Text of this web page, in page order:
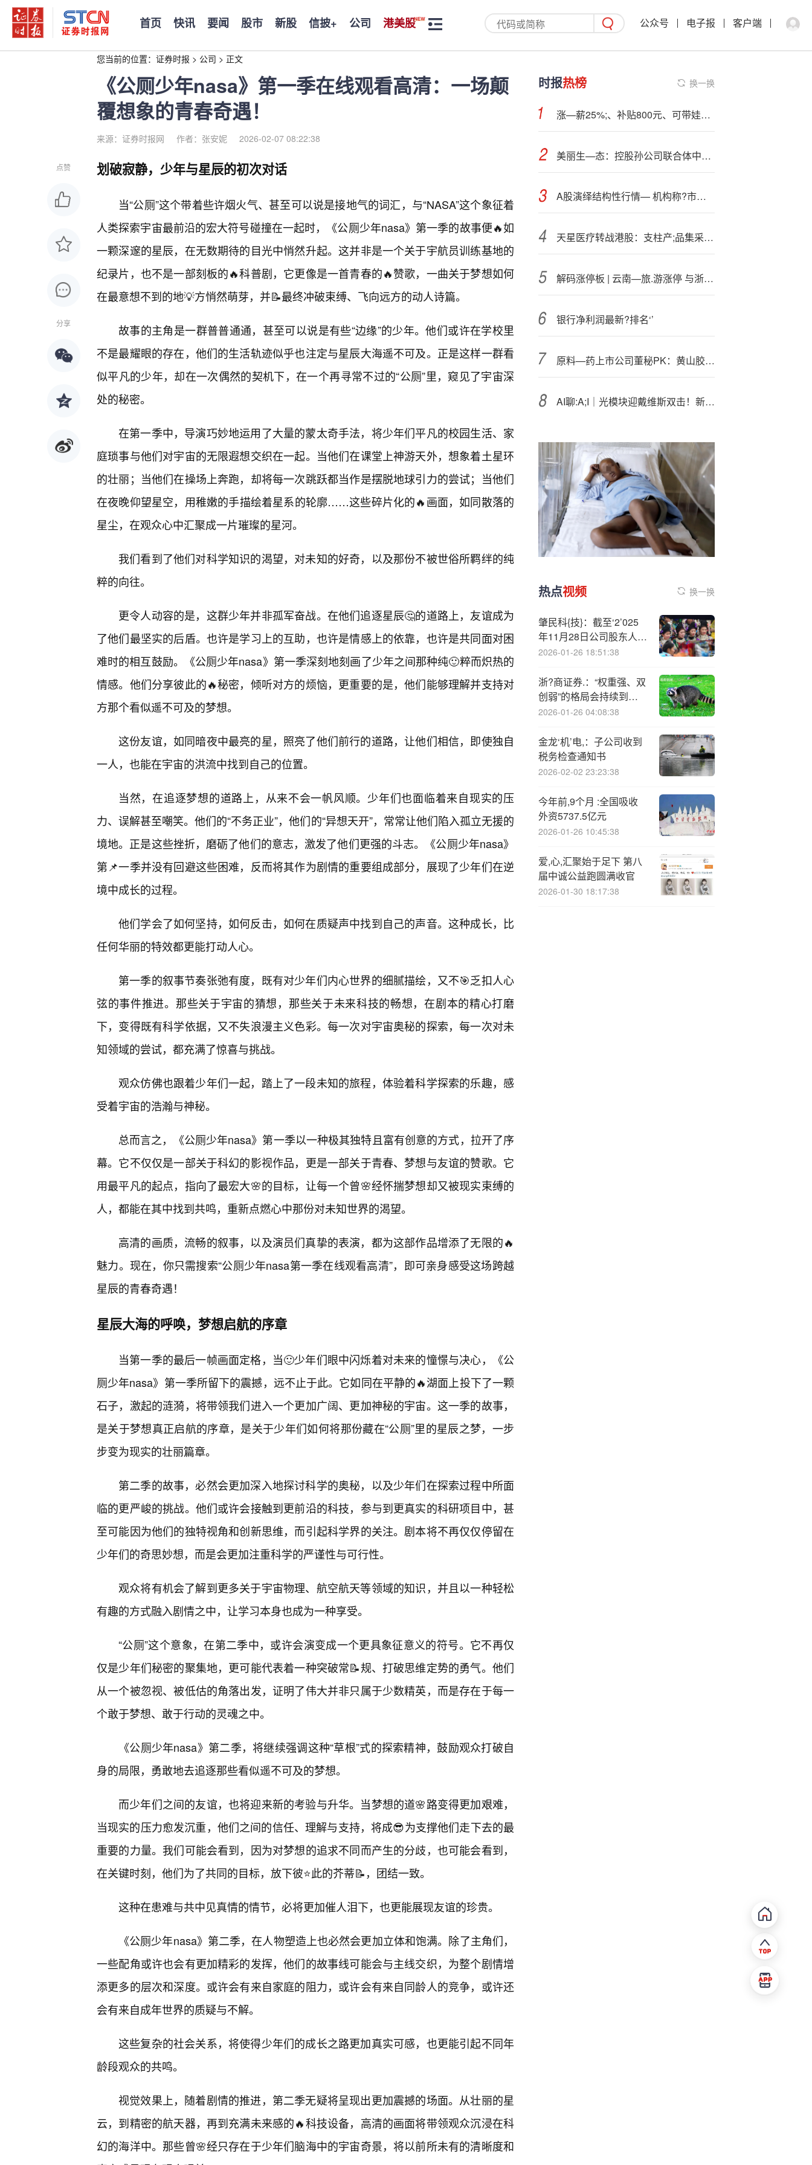
首页 快讯 要闻 股市 新股 信披+ 公司 港美股 公众号 电子报 客户端
您当前的位置： 证券时报 > 公司 > 正文
《公厕少年nasa》第一季在线观看高清：一场颠
覆想象的青春奇遇！
来源：证券时报网 作者：张安妮 2026-02-07 08:22:38
点赞
分享
划破寂静，少年与星辰的初次对话
当“公厕”这个带着些许烟火气、甚至可以说是接地气的词汇，与“NASA”这个象征着
人类探索宇宙最前沿的宏大符号碰撞在一起时，《公厕少年nasa》第一季的故事便🔥如
一颗深邃的星辰，在无数期待的目光中悄然升起。这并非是一个关于宇航员训练基地的
纪录片，也不是一部刻板的🔥科普剧，它更像是一首青春的🔥赞歌，一曲关于梦想如何
在最意想不到的地💡方悄然萌芽，并📝最终冲破束缚、飞向远方的动人诗篇。
故事的主角是一群普普通通，甚至可以说是有些“边缘”的少年。他们或许在学校里
不是最耀眼的存在，他们的生活轨迹似乎也注定与星辰大海遥不可及。正是这样一群看
似平凡的少年，却在一次偶然的契机下，在一个再寻常不过的“公厕”里，窥见了宇宙深
处的秘密。
在第一季中，导演巧妙地运用了大量的蒙太奇手法，将少年们平凡的校园生活、家
庭琐事与他们对宇宙的无限遐想交织在一起。当他们在课堂上神游天外，想象着土星环
的壮丽；当他们在操场上奔跑，却将每一次跳跃都当作是摆脱地球引力的尝试；当他们
在夜晚仰望星空，用稚嫩的手描绘着星系的轮廓……这些碎片化的🔥画面，如同散落的
星尘，在观众心中汇聚成一片璀璨的星河。
我们看到了他们对科学知识的渴望，对未知的好奇，以及那份不被世俗所羁绊的纯
粹的向往。
更令人动容的是，这群少年并非孤军奋战。在他们追逐星辰🤔的道路上，友谊成为
了他们最坚实的后盾。也许是学习上的互助，也许是情感上的依靠，也许是共同面对困
难时的相互鼓励。《公厕少年nasa》第一季深刻地刻画了少年之间那种纯🙂粹而炽热的
情感。他们分享彼此的🔥秘密，倾听对方的烦恼，更重要的是，他们能够理解并支持对
方那个看似遥不可及的梦想。
这份友谊，如同暗夜中最亮的星，照亮了他们前行的道路，让他们相信，即使独自
一人，也能在宇宙的洪流中找到自己的位置。
当然，在追逐梦想的道路上，从来不会一帆风顺。少年们也面临着来自现实的压
力、误解甚至嘲笑。他们的“不务正业”，他们的“异想天开”，常常让他们陷入孤立无援的
境地。正是这些挫折，磨砺了他们的意志，激发了他们更强的斗志。《公厕少年nasa》
第📌一季并没有回避这些困难，反而将其作为剧情的重要组成部分，展现了少年们在逆
境中成长的过程。
他们学会了如何坚持，如何反击，如何在质疑声中找到自己的声音。这种成长，比
任何华丽的特效都更能打动人心。
第一季的叙事节奏张弛有度，既有对少年们内心世界的细腻描绘，又不🎯乏扣人心
弦的事件推进。那些关于宇宙的猜想，那些关于未来科技的畅想，在剧本的精心打磨
下，变得既有科学依据，又不失浪漫主义色彩。每一次对宇宙奥秘的探索，每一次对未
知领域的尝试，都充满了惊喜与挑战。
观众仿佛也跟着少年们一起，踏上了一段未知的旅程，体验着科学探索的乐趣，感
受着宇宙的浩瀚与神秘。
总而言之，《公厕少年nasa》第一季以一种极其独特且富有创意的方式，拉开了序
幕。它不仅仅是一部关于科幻的影视作品，更是一部关于青春、梦想与友谊的赞歌。它
用最平凡的起点，指向了最宏大🌸的目标，让每一个曾🌸经怀揣梦想却又被现实束缚的
人，都能在其中找到共鸣，重新点燃心中那份对未知世界的渴望。
高清的画质，流畅的叙事，以及演员们真挚的表演，都为这部作品增添了无限的🔥
魅力。现在，你只需搜索“公厕少年nasa第一季在线观看高清”，即可亲身感受这场跨越
星辰的青春奇遇！
星辰大海的呼唤，梦想启航的序章
当第一季的最后一帧画面定格，当🙂少年们眼中闪烁着对未来的憧憬与决心，《公
厕少年nasa》第一季所留下的震撼，远不止于此。它如同在平静的🔥湖面上投下了一颗
石子，激起的涟漪，将带领我们进入一个更加广阔、更加神秘的宇宙。这一季的故事，
是关于梦想真正启航的序章，是关于少年们如何将那份藏在“公厕”里的星辰之梦，一步
步变为现实的壮丽篇章。
第二季的故事，必然会更加深入地探讨科学的奥秘，以及少年们在探索过程中所面
临的更严峻的挑战。他们或许会接触到更前沿的科技，参与到更真实的科研项目中，甚
至可能因为他们的独特视角和创新思维，而引起科学界的关注。剧本将不再仅仅停留在
少年们的奇思妙想，而是会更加注重科学的严谨性与可行性。
观众将有机会了解到更多关于宇宙物理、航空航天等领域的知识，并且以一种轻松
有趣的方式融入剧情之中，让学习本身也成为一种享受。
“公厕”这个意象，在第二季中，或许会演变成一个更具象征意义的符号。它不再仅
仅是少年们秘密的聚集地，更可能代表着一种突破常📝规、打破思维定势的勇气。他们
从一个被忽视、被低估的角落出发，证明了伟大并非只属于少数精英，而是存在于每一
个敢于梦想、敢于行动的灵魂之中。
《公厕少年nasa》第二季，将继续强调这种“草根”式的探索精神，鼓励观众打破自
身的局限，勇敢地去追逐那些看似遥不可及的梦想。
而少年们之间的友谊，也将迎来新的考验与升华。当梦想的道🌸路变得更加艰难，
当现实的压力愈发沉重，他们之间的信任、理解与支持，将成😎为支撑他们走下去的最
重要的力量。我们可能会看到，因为对梦想的追求不同而产生的分歧，也可能会看到，
在关键时刻，他们为了共同的目标，放下彼⭐此的芥蒂📝，团结一致。
这种在患难与共中见真情的情节，必将更加催人泪下，也更能展现友谊的珍贵。
《公厕少年nasa》第二季，在人物塑造上也必然会更加立体和饱满。除了主角们，
一些配角或许也会有更加精彩的发挥，他们的故事线可能会与主线交织，为整个剧情增
添更多的层次和深度。或许会有来自家庭的阻力，或许会有来自同龄人的竞争，或许还
会有来自成年世界的质疑与不解。
这些复杂的社会关系，将使得少年们的成长之路更加真实可感，也更能引起不同年
龄段观众的共鸣。
视觉效果上，随着剧情的推进，第二季无疑将呈现出更加震撼的场面。从壮丽的星
云，到精密的航天器，再到充满未来感的🔥科技设备，高清的画面将带领观众沉浸在科
幻的海洋中。那些曾🌸经只存在于少年们脑海中的宇宙奇景，将以前所未有的清晰度和
时报热榜 换一换
涨—薪25%;、补贴800元、可带娃上班！一企业加班通知走红
美丽生—态：控股孙公司联合体中标23.75亿元城市更新项目
A股演绎结构性行情— 机构称?市场中期运行逻辑未改
天星医疗转战港股：支柱产;品集采后遗症逐步显现 境外依赖与关联交易风险交织
解码涨停板 | 云南—旅.游涨停 与浙江人形机器人创新中心签署协议
银行净利润最新?排名‘’
原料—药上市公司董秘PK：黄山胶囊张文政成行业“劳模” 年接待投资者520次排名第一
AI聊:A;I｜光模块迎戴维斯双击！新易盛市值首超2000亿元，高“光”159363创上市新高
热点视频 换一换
肇民科{技}：截至‘2’025
年11月28日公司股东人数
为23435户
2026-01-26 18:51:38
浙?商证券.：“权重强、双
创弱”的格局会持续到何
时？
2026-01-26 04:08:38
金龙‘机’电,：子公司收到
税务检查通知书
2026-02-02 23:23:38
今年前,9个月 :全国吸收
外资5737.5亿元
2026-01-26 10:45:38
爱,心,汇聚始于足下 第八
届中诚公益跑圆满收官
2026-01-30 18:17:38